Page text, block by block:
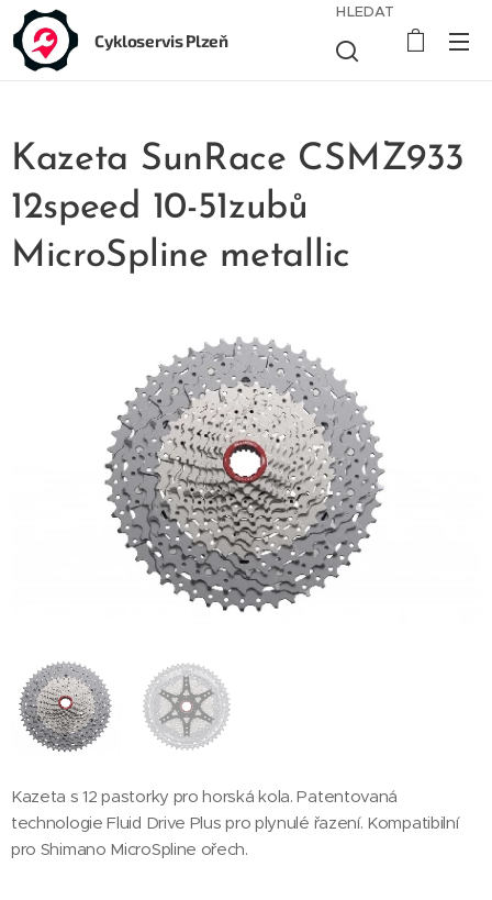
Cykloservis Plzeň
HLEDAT
Kazeta SunRace CSMZ933
12speed 10-51zubů
MicroSpline metallic
Kazeta s 12 pastorky pro horská kola. Patentovaná
technologie Fluid Drive Plus pro plynulé řazení. Kompatibilní
pro Shimano MicroSpline ořech.